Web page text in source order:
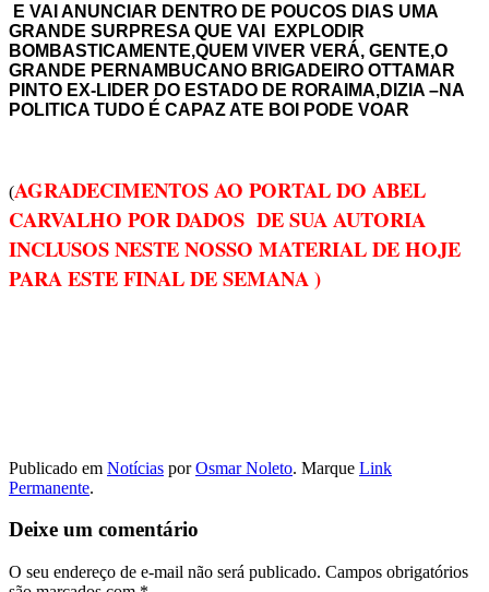
E VAI ANUNCIAR DENTRO DE POUCOS DIAS UMA
GRANDE SURPRESA QUE VAI EXPLODIR
BOMBASTICAMENTE,QUEM VIVER VERÁ, GENTE,O
GRANDE PERNAMBUCANO BRIGADEIRO OTTAMAR
PINTO EX-LIDER DO ESTADO DE RORAIMA,DIZIA –NA
POLITICA TUDO É CAPAZ ATE BOI PODE VOAR
(AGRADECIMENTOS AO PORTAL DO ABEL
CARVALHO POR DADOS DE SUA AUTORIA
INCLUSOS NESTE NOSSO MATERIAL DE HOJE
PARA ESTE FINAL DE SEMANA )
Publicado em Notícias porOsmar Noleto. Marque Link
Permanente.
Deixe um comentário
O seu endereço de e-mail não será publicado. Campos obrigatórios